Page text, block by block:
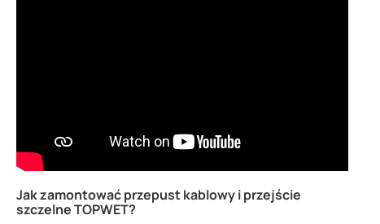
Jak zamontować przepust kablowy i przejście
szczelne TOPWET?